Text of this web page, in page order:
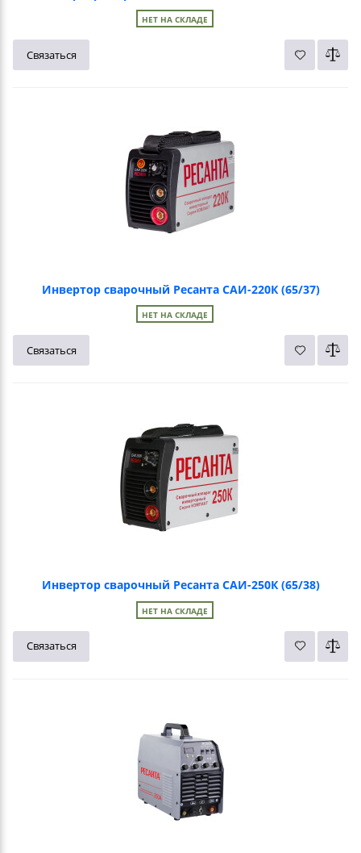
НЕТ НА СКЛАДЕ
Связаться
Инвертор сварочный Ресанта САИ-220К (65/37)
НЕТ НА СКЛАДЕ
Связаться
Инвертор сварочный Ресанта САИ-250К (65/38)
НЕТ НА СКЛАДЕ
Связаться